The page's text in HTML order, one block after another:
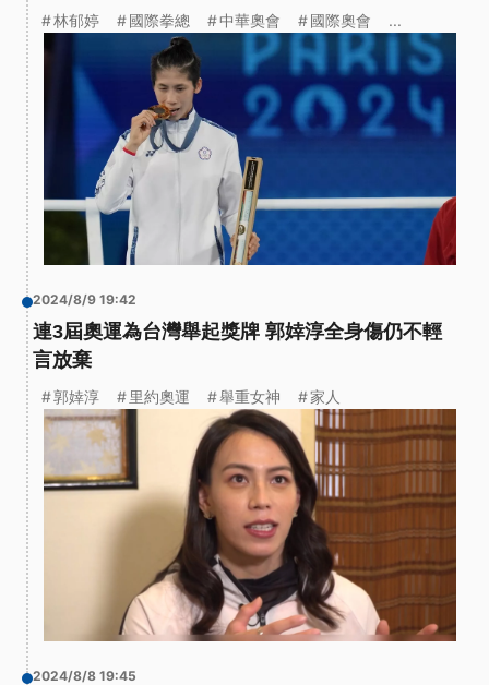
林郁婷 國際拳總 中華奧會 國際奧會 ...
2024/8/9 19:42
連3屆奧運為台灣舉起獎牌 郭婞淳全身傷仍不輕
言放棄
郭婞淳 里約奧運 舉重女神 家人
2024/8/8 19:45